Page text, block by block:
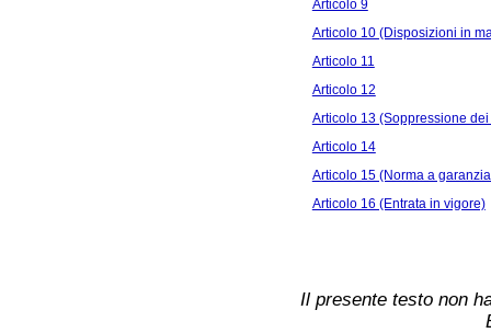
Articolo 9
Articolo 10 (Disposizioni in
Articolo 11
Articolo 12
Articolo 13 (Soppressione
Articolo 14
Articolo 15 (Norma a
Articolo 16 (Entrata in vigore)
Il presente testo non